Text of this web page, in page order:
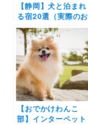
【静岡】犬と泊まれ
る宿20選（実際のお
でかけレポあり）エ
リア別に温泉やコテ
ージなど新施設や穴
場もご紹介
【おでかけわんこ
部】インターペット